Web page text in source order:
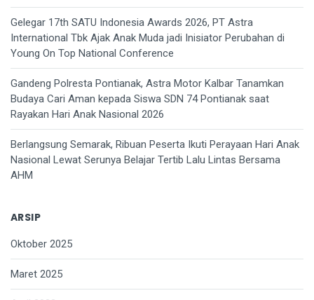
Gelegar 17th SATU Indonesia Awards 2026, PT Astra
International Tbk Ajak Anak Muda jadi Inisiator Perubahan di
Young On Top National Conference
Gandeng Polresta Pontianak, Astra Motor Kalbar Tanamkan
Budaya Cari Aman kepada Siswa SDN 74 Pontianak saat
Rayakan Hari Anak Nasional 2026
Berlangsung Semarak, Ribuan Peserta Ikuti Perayaan Hari Anak
Nasional Lewat Serunya Belajar Tertib Lalu Lintas Bersama
AHM
ARSIP
Oktober 2025
Maret 2025